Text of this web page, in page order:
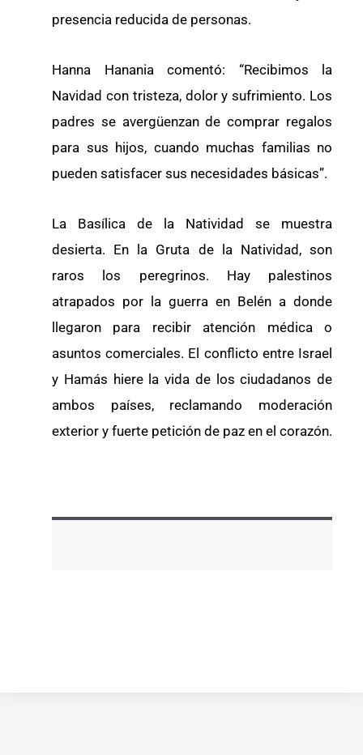
presencia reducida de personas.
Hanna Hanania comentó: “Recibimos la
Navidad con tristeza, dolor y sufrimiento. Los
padres se avergüenzan de comprar regalos
para sus hijos, cuando muchas familias no
pueden satisfacer sus necesidades básicas”.
La Basílica de la Natividad se muestra
desierta. En la Gruta de la Natividad, son
raros los peregrinos. Hay palestinos
atrapados por la guerra en Belén a donde
llegaron para recibir atención médica o
asuntos comerciales. El conflicto entre Israel
y Hamás hiere la vida de los ciudadanos de
ambos países, reclamando moderación
exterior y fuerte petición de paz en el corazón.